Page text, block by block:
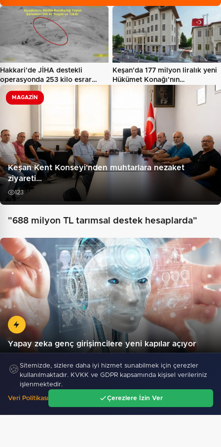
Hakkari'de JİHA destekli
operasyonda 253 kilo esrar…
Keşan'da 177 milyon liralık yeni
Hükümet Konağı'nın…
MAGAZIN
Keşan Kent Konseyi'nden muhtarlara nezaket
ziyareti…
123
"688 milyon TL tarımsal destek hesaplarda"
Yapay zeka genç girişimcilere yeni kapılar açıyor
🍪 Sitemizde, sizlere daha iyi hizmet sunabilmek için çerezler
kullanılmaktadır. KVKK ve GDPR kapsamında kişisel verileriniz
işlenmektedir.
Veri Politikası Çerezlere İzin Ver
Gündem Ara Menü